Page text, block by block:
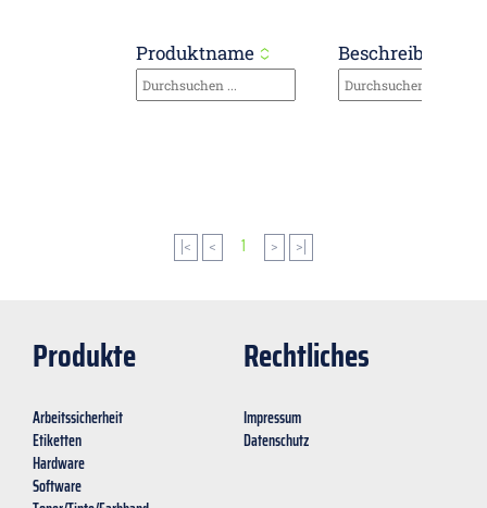
Produktname Beschreibung
|< < 1 > >|
Produkte
Arbeitssicherheit
Etiketten
Hardware
Software
Rechtliches
Impressum
Datenschutz